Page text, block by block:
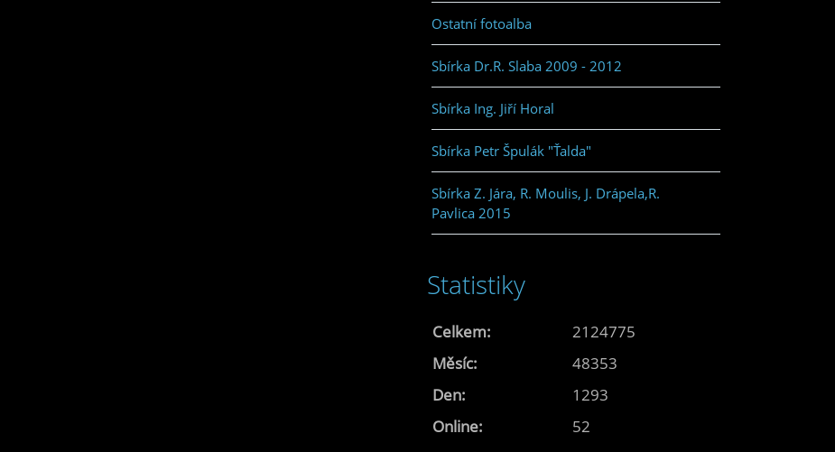
Ostatní fotoalba
Sbírka Dr.R. Slaba 2009 - 2012
Sbírka Ing. Jiří Horal
Sbírka Petr Špulák "Ťalda"
Sbírka Z. Jára, R. Moulis, J. Drápela,R.
Pavlica 2015
Statistiky
Online: 52
Celkem:
2124775
Měsíc:
48353
Den:
1293